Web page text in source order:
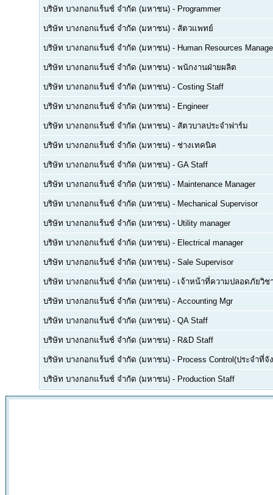
บริษัท บางกอกแร้นช์ จำกัด (มหาชน) - Programmer
บริษัท บางกอกแร้นช์ จำกัด (มหาชน) - สัตวแพทย์
บริษัท บางกอกแร้นช์ จำกัด (มหาชน) - Human Resources
บริษัท บางกอกแร้นช์ จำกัด (มหาชน) - พนักงานฝ่ายผลิต
บริษัท บางกอกแร้นช์ จำกัด (มหาชน) - Costing Staff
บริษัท บางกอกแร้นช์ จำกัด (มหาชน) - Engineer
บริษัท บางกอกแร้นช์ จำกัด (มหาชน) - สัตวบาลประจำฟาร์ม
บริษัท บางกอกแร้นช์ จำกัด (มหาชน) - ช่างเทคนิค
บริษัท บางกอกแร้นช์ จำกัด (มหาชน) - GA Staff
บริษัท บางกอกแร้นช์ จำกัด (มหาชน) - Maintenance Manager
บริษัท บางกอกแร้นช์ จำกัด (มหาชน) - Mechanical Supervisor
บริษัท บางกอกแร้นช์ จำกัด (มหาชน) - Utility manager
บริษัท บางกอกแร้นช์ จำกัด (มหาชน) - Electrical manager
บริษัท บางกอกแร้นช์ จำกัด (มหาชน) - Sale Supervisor
บริษัท บางกอกแร้นช์ จำกัด (มหาชน) - เจ้าหน้าที่ความปลอดภัยวิช
บริษัท บางกอกแร้นช์ จำกัด (มหาชน) - Accounting Mgr
บริษัท บางกอกแร้นช์ จำกัด (มหาชน) - QA Staff
บริษัท บางกอกแร้นช์ จำกัด (มหาชน) - R&D Staff
บริษัท บางกอกแร้นช์ จำกัด (มหาชน) - Process Control(ประจำที่
บริษัท บางกอกแร้นช์ จำกัด (มหาชน) - Production Staff